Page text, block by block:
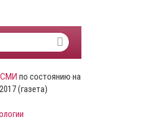
СМИ по состоянию на
(газета)